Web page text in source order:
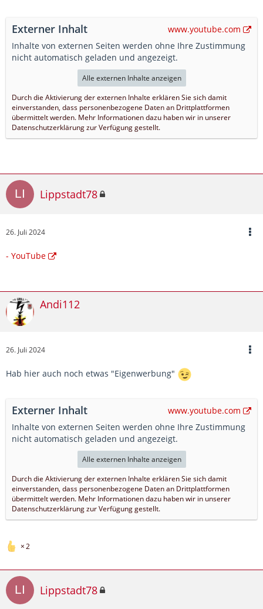
Externer Inhalt
www.youtube.com
Inhalte von externen Seiten werden ohne Ihre Zustimmung
nicht automatisch geladen und angezeigt.
Alle externen Inhalte anzeigen
Durch die Aktivierung der externen Inhalte erklären Sie sich damit
einverstanden, dass personenbezogene Daten an Drittplattformen
übermittelt werden. Mehr Informationen dazu haben wir in unserer
Datenschutzerklärung zur Verfügung gestellt.
Lippstadt78
26. Juli 2024
- YouTube
Andi112
26. Juli 2024
Hab hier auch noch etwas "Eigenwerbung"
Externer Inhalt
www.youtube.com
Inhalte von externen Seiten werden ohne Ihre Zustimmung
nicht automatisch geladen und angezeigt.
Alle externen Inhalte anzeigen
Durch die Aktivierung der externen Inhalte erklären Sie sich damit
einverstanden, dass personenbezogene Daten an Drittplattformen
übermittelt werden. Mehr Informationen dazu haben wir in unserer
Datenschutzerklärung zur Verfügung gestellt.
2
Lippstadt78